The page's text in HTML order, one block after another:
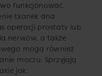
funkcjonować.
tkanek dna
operacji prostaty lub
nerwów, a także
mogą również
moczu. Sprzyjają
jak: